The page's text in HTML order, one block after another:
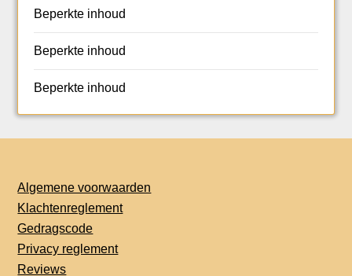
Beperkte inhoud
Beperkte inhoud
Beperkte inhoud
Algemene voorwaarden
Klachtenreglement
Gedragscode
Privacy reglement
Reviews